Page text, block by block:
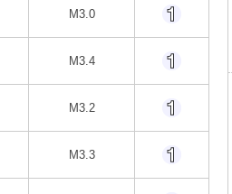
M3.0
M3.4
M3.2
M3.3